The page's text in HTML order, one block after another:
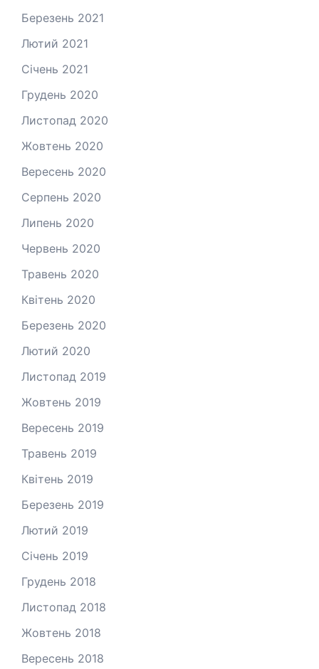
Березень 2021
Лютий 2021
Січень 2021
Грудень 2020
Листопад 2020
Жовтень 2020
Вересень 2020
Серпень 2020
Липень 2020
Червень 2020
Травень 2020
Квітень 2020
Березень 2020
Лютий 2020
Листопад 2019
Жовтень 2019
Вересень 2019
Травень 2019
Квітень 2019
Березень 2019
Лютий 2019
Січень 2019
Грудень 2018
Листопад 2018
Жовтень 2018
Вересень 2018